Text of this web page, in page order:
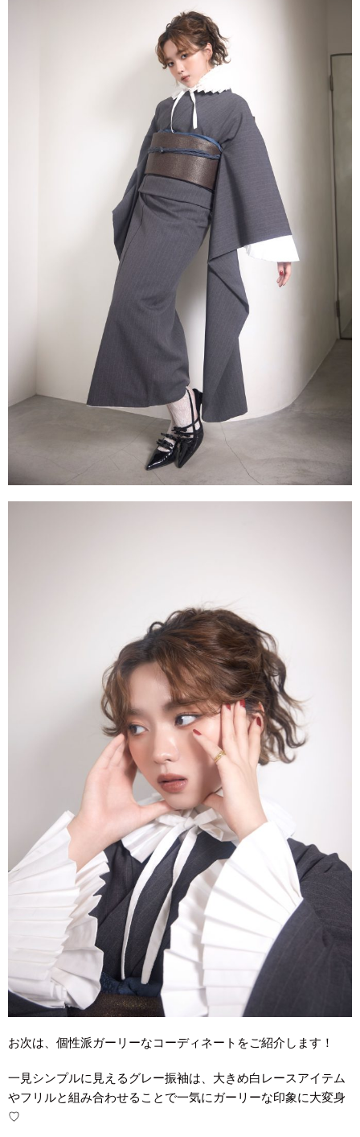
お次は、個性派ガーリーなコーディネートをご紹介します！
一見シンプルに見えるグレー振袖は、大きめ白レースアイテム
やフリルと組み合わせることで一気にガーリーな印象に大変身
♡